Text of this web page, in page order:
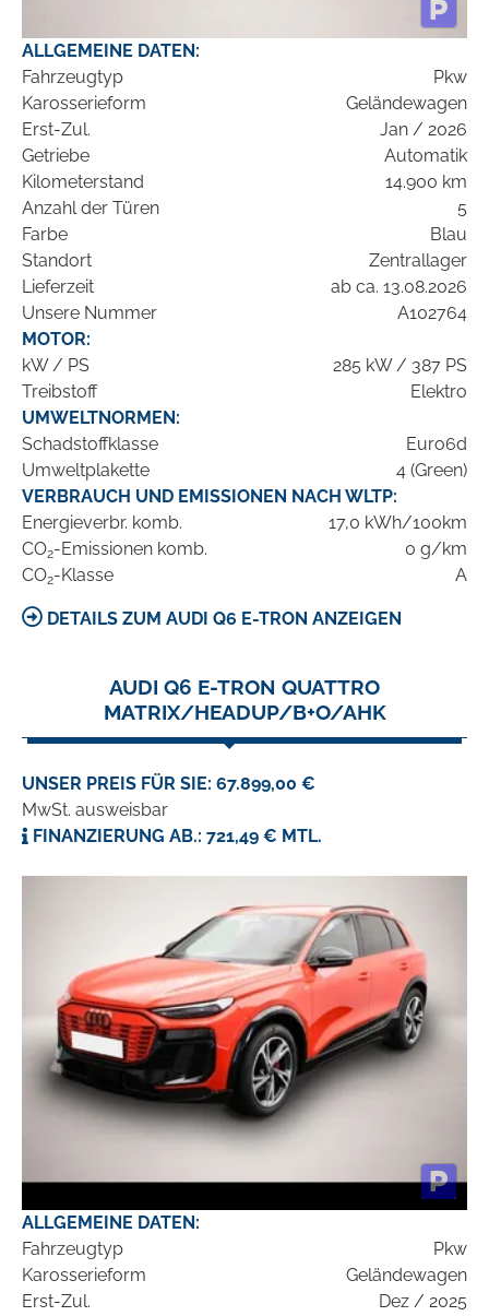
ALLGEMEINE DATEN:
Fahrzeugtyp
Pkw
Karosserieform
Geländewagen
Erst-Zul.
Jan / 2026
Getriebe
Automatik
Kilometerstand
14.900 km
Anzahl der Türen
5
Farbe
Blau
Standort
Zentrallager
Lieferzeit
ab ca. 13.08.2026
Unsere Nummer
A102764
MOTOR:
kW / PS
285 kW / 387 PS
Treibstoff
Elektro
UMWELTNORMEN:
Schadstoffklasse
Euro6d
Umweltplakette
4 (Green)
VERBRAUCH UND EMISSIONEN NACH WLTP:
Energieverbr. komb.
17,0 kWh/100km
CO2-Emissionen komb.
0 g/km
CO2-Klasse A
DETAILS ZUM AUDI Q6 E-TRON ANZEIGEN
AUDI Q6 E-TRON QUATTRO
MATRIX/HEADUP/B+O/AHK
UNSER PREIS FÜR SIE: 67.899,00 €
MwSt. ausweisbar
FINANZIERUNG AB.: 721,49 € MTL.
ALLGEMEINE DATEN:
Fahrzeugtyp
Pkw
Karosserieform
Geländewagen
Erst-Zul.
Dez / 2025